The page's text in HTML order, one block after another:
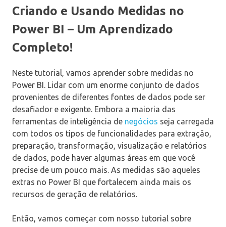
Criando e Usando Medidas no
Power BI – Um Aprendizado
Completo!
Neste tutorial, vamos aprender sobre medidas no
Power BI. Lidar com um enorme conjunto de dados
provenientes de diferentes fontes de dados pode ser
desafiador e exigente. Embora a maioria das
ferramentas de inteligência de negócios seja carregada
com todos os tipos de funcionalidades para extração,
preparação, transformação, visualização e relatórios
de dados, pode haver algumas áreas em que você
precise de um pouco mais. As medidas são aqueles
extras no Power BI que fortalecem ainda mais os
recursos de geração de relatórios.
Então, vamos começar com nosso tutorial sobre